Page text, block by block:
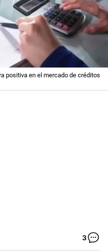
positiva en el mercado de créditos
3